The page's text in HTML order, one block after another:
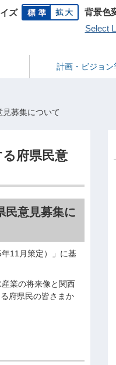
ズ
背景色
Select
計画・ビジョン
募集について
府県民意
民意見募集に
11月策定）」に基
業の将来像と関西
府県民の皆さまか